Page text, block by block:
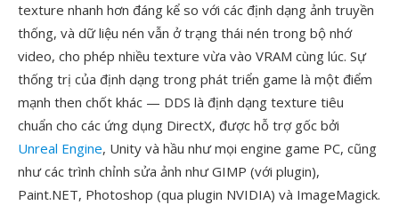
texture nhanh hơn đáng kể so với các định dạng ảnh truyền
thống, và dữ liệu nén vẫn ở trạng thái nén trong bộ nhớ
video, cho phép nhiều texture vừa vào VRAM cùng lúc. Sự
thống trị của định dạng trong phát triển game là một điểm
mạnh then chốt khác — DDS là định dạng texture tiêu
chuẩn cho các ứng dụng DirectX, được hỗ trợ gốc bởi
Unreal Engine, Unity và hầu như mọi engine game PC, cũng
như các trình chỉnh sửa ảnh như GIMP (với plugin),
Paint.NET, Photoshop (qua plugin NVIDIA) và ImageMagick.